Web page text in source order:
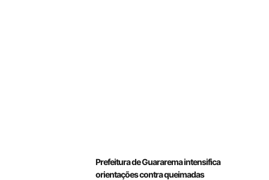
Prefeitura de Guararema intensifica
orientações contra queimadas